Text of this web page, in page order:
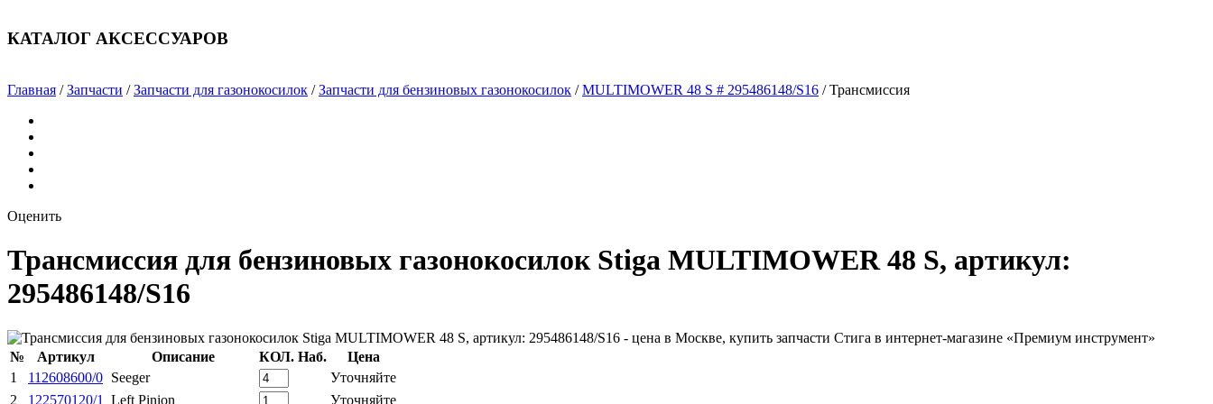
КАТАЛОГ АКСЕССУАРОВ
Главная /Запчасти /Запчасти для газонокосилок /Запчасти для бензиновых газонокосилок /MULTIMOWER 48 S # 295486148/S16 /Трансмиссия
Оценить
Трансмиссия для бензиновых газонокосилок Stiga MULTIMOWER 48 S, артикул:
295486148/S16
№ Артикул Описание КОЛ. Наб.
Цена
1
112608600/0 Seeger
Уточняйте
2
122570120/1 Left Pinion
Уточняйте